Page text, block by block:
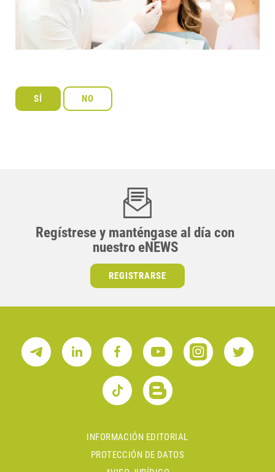
Regístrese y manténgase al día con
nuestro eNEWS
REGISTRARSE
INFORMACIÓN EDITORIAL
PROTECCIÓN DE DATOS